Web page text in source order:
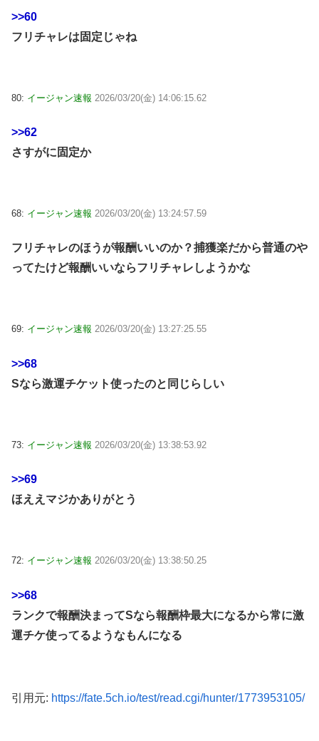
>>60
フリチャレは固定じゃね
80: イージャン速報 2026/03/20(金) 14:06:15.62
>>62
さすがに固定か
68: イージャン速報 2026/03/20(金) 13:24:57.59
フリチャレのほうが報酬いいのか？捕獲楽だから普通のや
ってたけど報酬いいならフリチャレしようかな
69: イージャン速報 2026/03/20(金) 13:27:25.55
>>68
Sなら激運チケット使ったのと同じらしい
73: イージャン速報 2026/03/20(金) 13:38:53.92
>>69
ほええマジかありがとう
72: イージャン速報 2026/03/20(金) 13:38:50.25
>>68
ランクで報酬決まってSなら報酬枠最大になるから常に激
運チケ使ってるようなもんになる
引用元: https://fate.5ch.io/test/read.cgi/hunter/1773953105/